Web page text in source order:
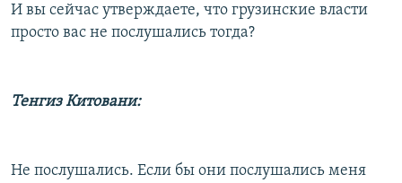
И вы сейчас утверждаете, что грузинские власти
просто вас не послушались тогда?
Тенгиз Китовани:
Не послушались. Если бы они послушались меня